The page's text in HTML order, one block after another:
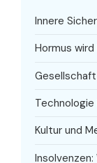
Innere
Hormus
Technologie
Kultur und